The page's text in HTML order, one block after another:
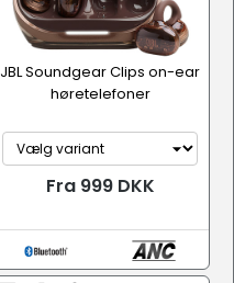
JBL Soundgear Clips on-ear
høretelefoner
Fra 999 DKK